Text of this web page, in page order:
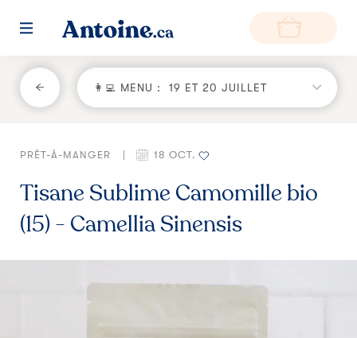
RETOUR
Fonctionnement
Environnement
Producteurs
Zone de livraison
👩‍💻 MENU : 19 ET 20 JUILLET
PRÊT-À-MANGER 18 OCT.
Tisane Sublime Camomille bio
(15) - Camellia Sinensis